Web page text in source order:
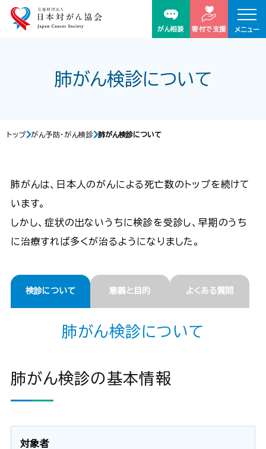
がん相談 寄付で支援 メニュー
肺がん検診について
トップ がん予防・がん検診 肺がん検診について
肺がんは、日本人のがんによる死亡数のトップを続けて
います。
しかし、症状の出ないうちに検診を受診し、早期のうち
に治療すれば多くが治るようになりました。
検診について 意義と目的 よくある質問
肺がん検診について
肺がん検診の基本情報
対象者